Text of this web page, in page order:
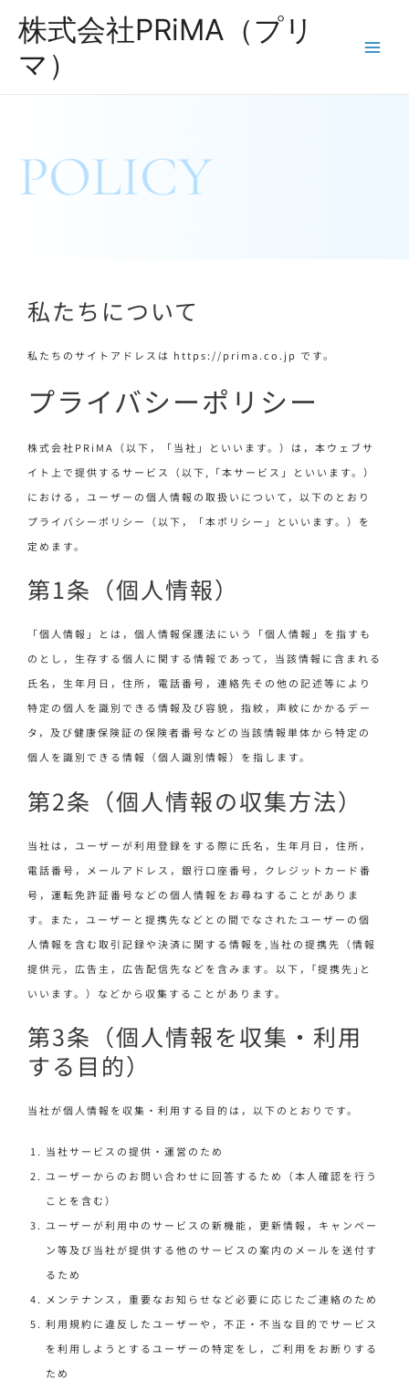
株式会社PRiMA（プリ
マ）
POLICY
私たちについて
私たちのサイトアドレスは https://prima.co.jp です。
プライバシーポリシー
株式会社PRiMA（以下，「当社」といいます。）は，本ウェブサ
イト上で提供するサービス（以下,「本サービス」といいます。）
における，ユーザーの個人情報の取扱いについて，以下のとおり
プライバシーポリシー（以下，「本ポリシー」といいます。）を
定めます。
第1条（個人情報）
「個人情報」とは，個人情報保護法にいう「個人情報」を指すも
のとし，生存する個人に関する情報であって，当該情報に含まれる
氏名，生年月日，住所，電話番号，連絡先その他の記述等により
特定の個人を識別できる情報及び容貌，指紋，声紋にかかるデー
タ，及び健康保険証の保険者番号などの当該情報単体から特定の
個人を識別できる情報（個人識別情報）を指します。
第2条（個人情報の収集方法）
当社は，ユーザーが利用登録をする際に氏名，生年月日，住所，
電話番号，メールアドレス，銀行口座番号，クレジットカード番
号，運転免許証番号などの個人情報をお尋ねすることがありま
す。また，ユーザーと提携先などとの間でなされたユーザーの個
人情報を含む取引記録や決済に関する情報を,当社の提携先（情報
提供元，広告主，広告配信先などを含みます。以下，｢提携先｣と
いいます。）などから収集することがあります。
第3条（個人情報を収集・利用
する目的）
当社が個人情報を収集・利用する目的は，以下のとおりです。
当社サービスの提供・運営のため
ユーザーからのお問い合わせに回答するため（本人確認を行う
ことを含む）
ユーザーが利用中のサービスの新機能，更新情報，キャンペー
ン等及び当社が提供する他のサービスの案内のメールを送付す
るため
メンテナンス，重要なお知らせなど必要に応じたご連絡のため
利用規約に違反したユーザーや，不正・不当な目的でサービス
を利用しようとするユーザーの特定をし，ご利用をお断りする
ため